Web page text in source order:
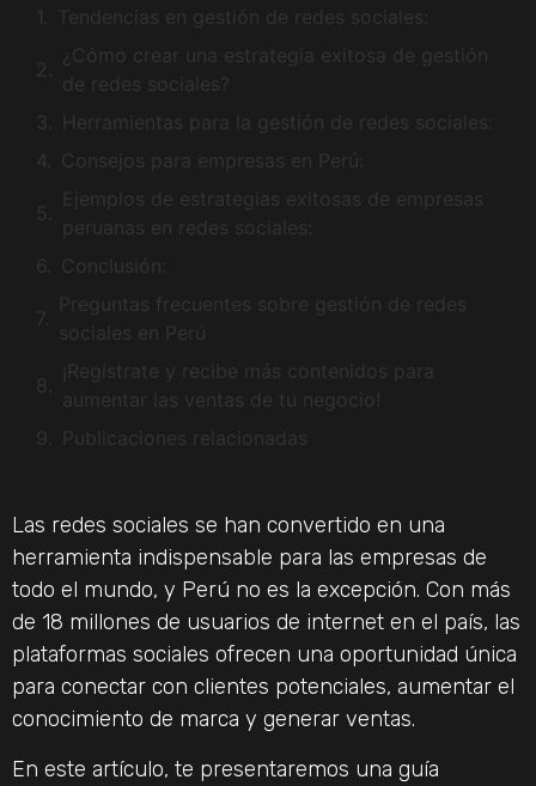
Tendencias en gestión de redes sociales:
¿Cómo crear una estrategia exitosa de gestión
de redes sociales?
Herramientas para la gestión de redes sociales:
Consejos para empresas en Perú:
Ejemplos de estrategias exitosas de empresas
peruanas en redes sociales:
Conclusión:
Preguntas frecuentes sobre gestión de redes
sociales en Perú
¡Regístrate y recibe más contenidos para
aumentar las ventas de tu negocio!
Publicaciones relacionadas
Las redes sociales se han convertido en una
herramienta indispensable para las empresas de
todo el mundo, y Perú no es la excepción. Con más
de 18 millones de usuarios de internet en el país, las
plataformas sociales ofrecen una oportunidad única
para conectar con clientes potenciales, aumentar el
conocimiento de marca y generar ventas.
En este artículo, te presentaremos una guía